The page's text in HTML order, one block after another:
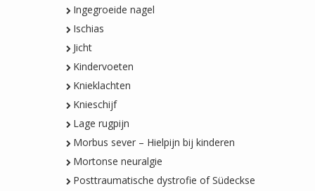
Ingegroeide nagel
Ischias
Jicht
Kindervoeten
Knieklachten
Knieschijf
Lage rugpijn
Morbus sever – Hielpijn bij kinderen
Mortonse neuralgie
Posttraumatische dystrofie of Südeckse